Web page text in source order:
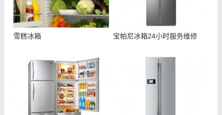
雪糕冰箱 宝帕尼冰箱24小时服务维修